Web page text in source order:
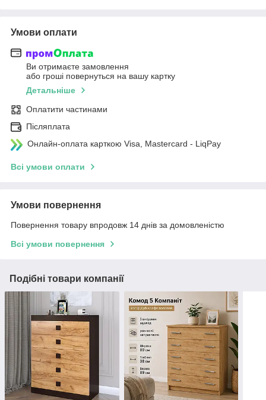
Умови оплати
Ви отримаєте замовлення
або гроші повернуться на вашу картку
Детальніше
Оплатити частинами
Післяплата
Онлайн-оплата карткою Visa, Mastercard - LiqPay
Всі умови оплати
Умови повернення
Повернення товару впродовж 14 днів за домовленістю
Всі умови повернення
Подібні товари компанії